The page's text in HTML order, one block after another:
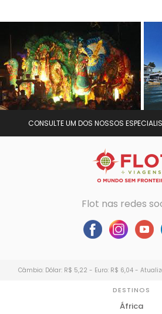
CONSULTE UM DOS NOSSOS
Flot nas redes
Câmbio: Dólar: R$ 5,22 - Euro: R$ 6,04 -
DESTINOS
África